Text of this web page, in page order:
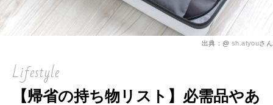
出典：@ sh.atyouさん
Lifestyle
【帰省の持ち物リスト】必需品やあ